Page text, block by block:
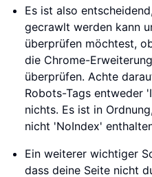
Es ist also
gecrawlt werden kann
überprüfen möchtest,
die Chrome-
überprüfen. Achte
Robots-Tags entweder
nichts. Es ist in
nicht 'NoIndex'
Ein weiterer wichtiger
dass deine Seite nicht